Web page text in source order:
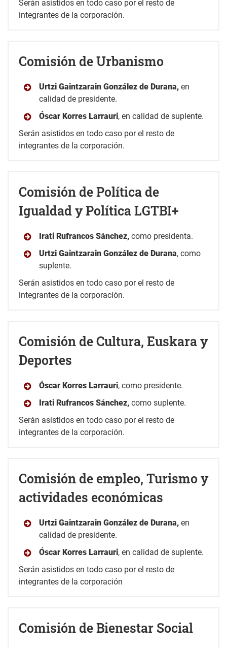
Serán asistidos en todo caso por el resto de
integrantes de la corporación.
Comisión de Urbanismo
Urtzi Gaintzarain González de Durana, en
calidad de presidente.
Óscar Korres Larrauri, en calidad de suplente.
Serán asistidos en todo caso por el resto de
integrantes de la corporación.
Comisión de Política de
Igualdad y Política LGTBI+
Irati Rufrancos Sánchez, como presidenta.
Urtzi Gaintzarain González de Durana, como
suplente.
Serán asistidos en todo caso por el resto de
integrantes de la corporación.
Comisión de Cultura, Euskara y
Deportes
Óscar Korres Larrauri, como presidente.
Irati Rufrancos Sánchez, como suplente.
Serán asistidos en todo caso por el resto de
integrantes de la corporación.
Comisión de empleo, Turismo y
actividades económicas
Urtzi Gaintzarain González de Durana, en
calidad de presidente.
Óscar Korres Larrauri, en calidad de suplente.
Serán asistidos en todo caso por el resto de
integrantes de la corporación
Comisión de Bienestar Social